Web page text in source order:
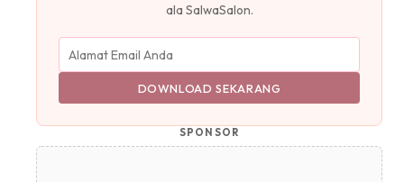
ala SalwaSalon.
DOWNLOAD SEKARANG
SPONSOR